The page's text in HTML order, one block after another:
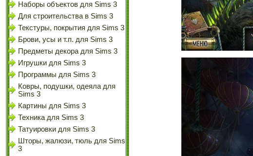
Наборы объектов для Sims 3
Для строительства в Sims 3
Текстуры, покрытия для Sims 3
Брови, усы и т.п. для Sims 3
Предметы декора для Sims 3
Игрушки для Sims 3
Программы для Sims 3
Ковры, подушки, одеяла для
Sims 3
Картины для Sims 3
Техника для Sims 3
Татуировки для Sims 3
Шторы, жалюзи, тюль для Sims
3